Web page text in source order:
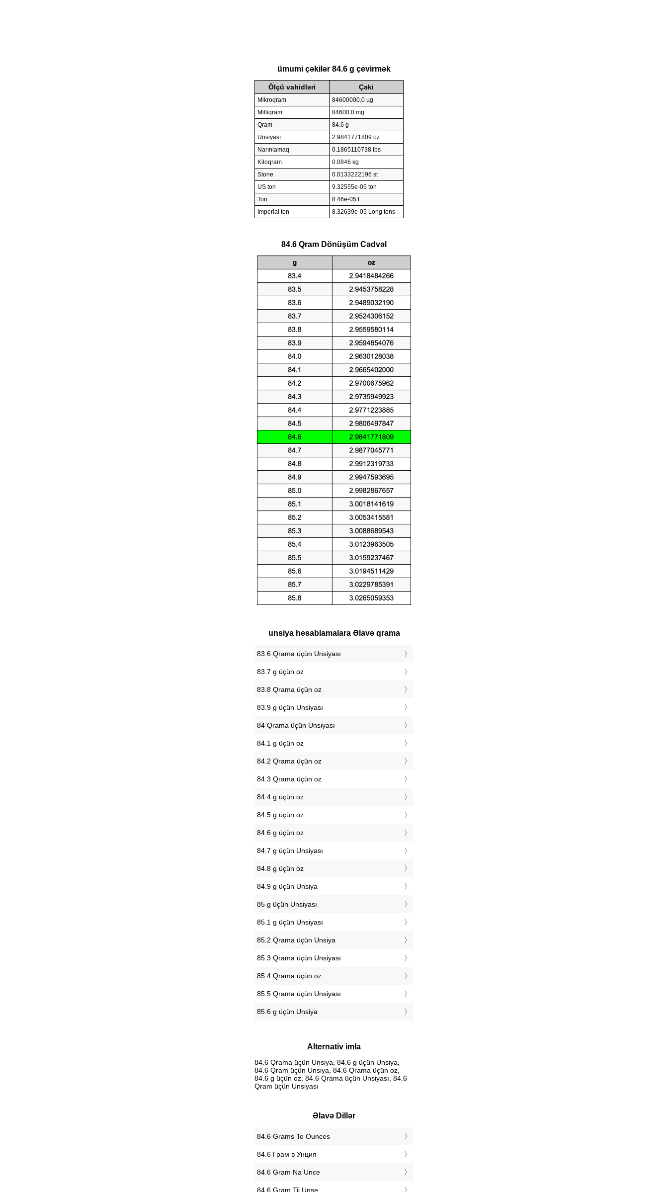
ümumi çəkilər 84.6 g çevirmək
Ölçü vahidləri Çəki
Mikroqram
84600000.0 µg
Milliqram
84600.0 mg
Qram
84.6 g
Unsiyası
2.9841771809 oz
Narınlamaq
0.1865110738 lbs
Kiloqram
0.0846 kg
Stone
0.0133222196 st
US ton
9.32555e-05 ton
Ton
8.46e-05 t
Imperial ton
8.32639e-05 Long tons
84.6 Qram Dönüşüm Cədvəl
unsiya hesablamalara Əlavə qrama
83.6 Qrama üçün Unsiyası
83.7 g üçün oz
83.8 Qrama üçün oz
83.9 g üçün Unsiyası
84 Qrama üçün Unsiyası
84.1 g üçün oz
84.2 Qrama üçün oz
84.3 Qrama üçün oz
84.4 g üçün oz
84.5 g üçün oz
84.6 g üçün oz
84.7 g üçün Unsiyası
84.8 g üçün oz
84.9 g üçün Unsiya
85 g üçün Unsiyası
85.1 g üçün Unsiyası
85.2 Qrama üçün Unsiya
85.3 Qrama üçün Unsiyası
85.4 Qrama üçün oz
85.5 Qrama üçün Unsiyası
85.6 g üçün Unsiya
Alternativ imla
84.6 Qrama üçün Unsiya, 84.6 g üçün Unsiya,
84.6 Qram üçün Unsiya, 84.6 Qrama üçün oz,
84.6 g üçün oz, 84.6 Qrama üçün Unsiyası, 84.6
Qram üçün Unsiyası
Əlavə Dillər
‎84.6 Grams To Ounces
‎84.6 Грам в Унция
‎84.6 Gram Na Unce
‎84.6 Gram Til Unse